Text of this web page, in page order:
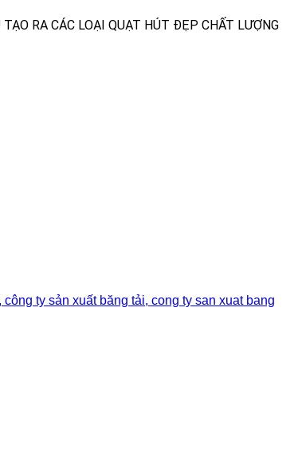
RA CÁC LOẠI QUẠT HÚT ĐẸP CHẤT LƯỢNG
ty sản xuất băng tải, cong ty san xuat bang